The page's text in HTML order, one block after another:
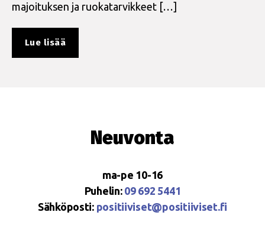
majoituksen ja ruokatarvikkeet […]
Lue lisää
Neuvonta
ma-pe 10-16
Puhelin: 09 692 5441
Sähköposti: positiiviset@positiiviset.fi